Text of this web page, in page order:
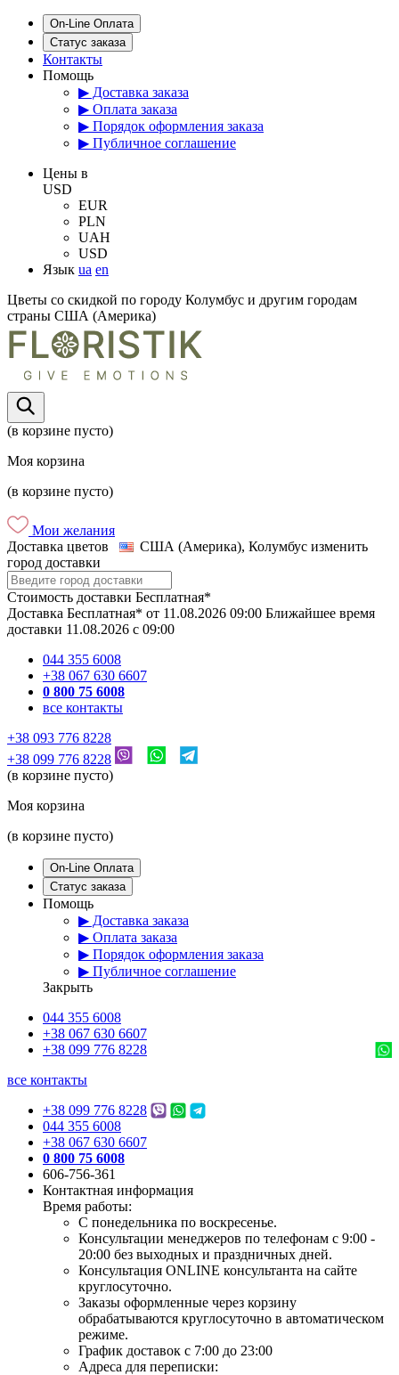
On-Line Оплата
Статус заказа
Контакты
Помощь
▶ Доставка заказа
▶ Оплата заказа
▶ Порядок оформления заказа
▶ Публичное соглашение
Цены в
USD
EUR
PLN
UAH
USD
Язык ua en
Цветы со скидкой по городу Колумбус и другим городам
страны США (Америка)
(в корзине пусто)
Моя корзина
(в корзине пусто)
Мои желания
Доставка цветов
США (Америка), Колумбус изменить
город доставки
Стоимость доставки Бесплатная*
Доставка Бесплатная* от 11.08.2026 09:00 Ближайшее время
доставки 11.08.2026 c 09:00
044 355 6008
+38 067 630 6607
0 800 75 6008
все контакты
+38 093 776 8228
+38 099 776 8228
(в корзине пусто)
Моя корзина
(в корзине пусто)
On-Line Оплата
Статус заказа
Помощь
▶ Доставка заказа
▶ Оплата заказа
▶ Порядок оформления заказа
▶ Публичное соглашение
Закрыть
044 355 6008
+38 067 630 6607
+38 099 776 8228
все контакты
+38 099 776 8228
044 355 6008
+38 067 630 6607
0 800 75 6008
606-756-361
Контактная информация
Время работы:
С понедельника по воскресенье.
Консультации менеджеров по телефонам с 9:00 -
20:00 без выходных и праздничных дней.
Консультация ONLINE консультанта на сайте
круглосуточно.
Заказы оформленные через корзину
обрабатываются круглосуточно в автоматическом
режиме.
График доставок с 7:00 до 23:00
Адреса для переписки: